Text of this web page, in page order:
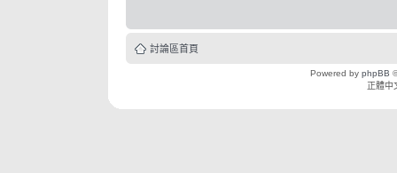
討論區首頁
Powered by phpBB
正體中